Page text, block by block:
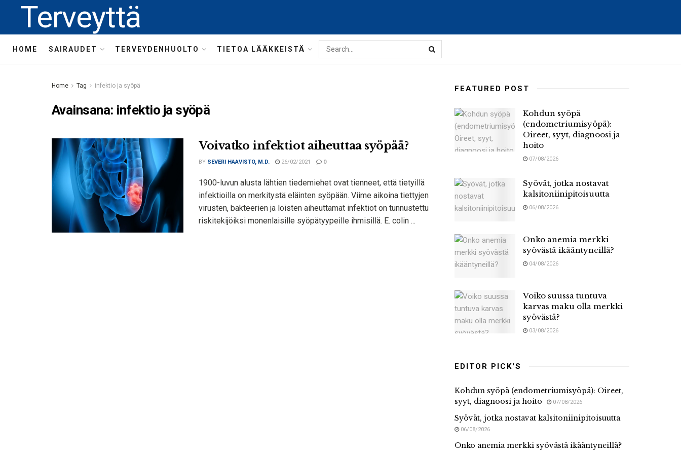
Terveyttä
HOME SAIRAUDET TERVEYDENHUOLTO TIETOA LÄÄKKEISTÄ
Home Tag infektio ja syöpä
Avainsana: infektio ja syöpä
Voivatko infektiot aiheuttaa syöpää?
BY SEVERI HAAVISTO, M.D. 26/02/2021 0
1900-luvun alusta lähtien tiedemiehet ovat tienneet, että tietyillä
infektioilla on merkitystä eläinten syöpään. Viime aikoina tiettyjen
virusten, bakteerien ja loisten aiheuttamat infektiot on tunnustettu
riskitekijöiksi monenlaisille syöpätyypeille ihmisillä. E. colin ...
FEATURED POST
Kohdun syöpä
(endometriumisyöpä):
Oireet, syyt, diagnoosi ja
hoito
07/08/2026
Syövät, jotka nostavat
kalsitoniinipitoisuutta
06/08/2026
Onko anemia merkki
syövästä ikääntyneillä?
04/08/2026
Voiko suussa tuntuva
karvas maku olla merkki
syövästä?
03/08/2026
EDITOR PICK'S
Kohdun syöpä (endometriumisyöpä): Oireet,
syyt, diagnoosi ja hoito
07/08/2026
Syövät, jotka nostavat kalsitoniinipitoisuutta
06/08/2026
Onko anemia merkki syövästä ikääntyneillä?